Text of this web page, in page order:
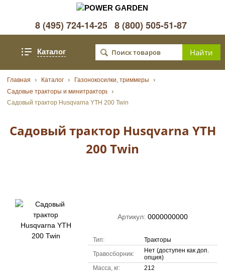
8 (495) 724-14-25 8 (800) 505-51-87
Каталог
Главная Каталог
Газонокосилки, триммеры
Садовые тракторы и минитракторы
Садовый трактор Husqvarna YTH 200 Twin
Садовый трактор Husqvarna YTH
200 Twin
Артикул: 0000000000
Тип:
Тракторы
Травосборник:
Нет (доступен как доп.
опция)
Масса, кг:
212